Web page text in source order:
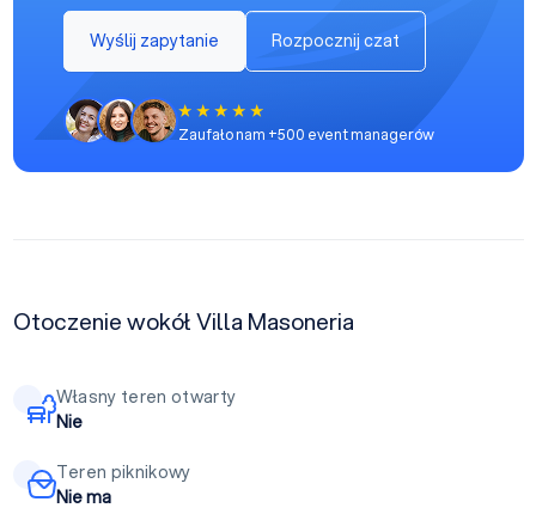
Wyślij zapytanie Rozpocznij czat
Zaufało nam +500 event managerów
Otoczenie wokół Villa Masoneria
Własny teren otwarty
Nie
Teren piknikowy
Nie ma